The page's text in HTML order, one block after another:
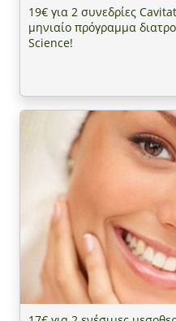
19€ για 2 συνεδρίες
μηνιαίο πρόγραμμα
Science!